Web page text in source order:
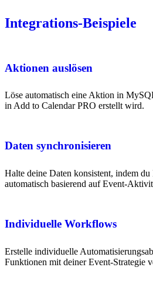
Integrations-Beispiele
Aktionen auslösen
Löse automatisch eine Aktion in
in Add to Calendar PRO erstellt wird.
Daten synchronisieren
Halte deine Daten konsistent, indem
automatisch basierend auf Event-
Individuelle Workflows
Erstelle individuelle
Funktionen mit deiner Event-Strategie